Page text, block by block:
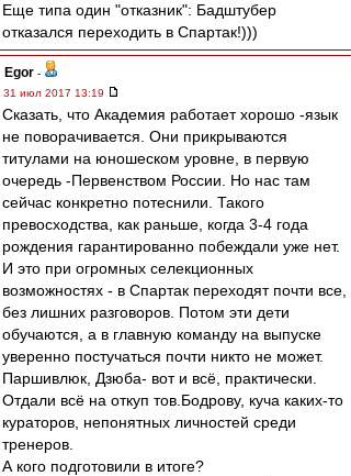
Еще типа один "отказник": Бадштубер
отказался переходить в Спартак!)))
Egor -
31 июл 2017 13:19
Сказать, что Академия работает хорошо -язык
не поворачивается. Они прикрываются
титулами на юношеском уровне, в первую
очередь -Первенством России. Но нас там
сейчас конкретно потеснили. Такого
превосходства, как раньше, когда 3-4 года
рождения гарантированно побеждали уже нет.
И это при огромных селекционных
возможностях - в Спартак переходят почти все,
без лишних разговоров. Потом эти дети
обучаются, а в главную команду на выпуске
уверенно постучаться почти никто не может.
Паршивлюк, Дзюба- вот и всё, практически.
Отдали всё на откуп тов.Бодрову, куча каких-то
кураторов, непонятных личностей среди
тренеров.
А кого подготовили в итоге?